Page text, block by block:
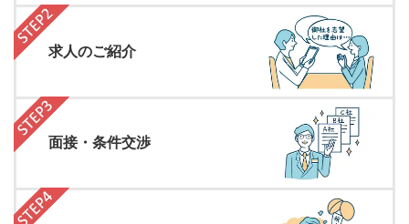
求人のご紹介
面接・条件交渉